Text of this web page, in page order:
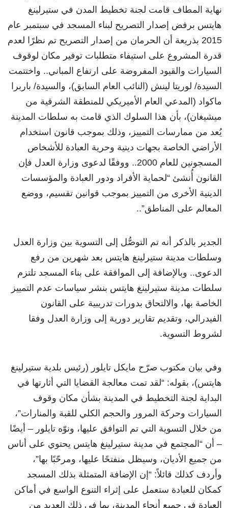
نهاية المطاف قامت لجنة تخطيط المدن في ستيرلينغ
هايتس برفض إصدار التصريح لبناء المسجد في سبتمبر عام
2015 بذريعة أن الحرمان من إصدار التصريح تم نظرًا لعدم
قدرة المشروع على استيفاء متطلبات توفير مكان لوقوف
السيارات والقيود المفروضة على ارتفاع المباني.. واختتمت
السيدة/ لوريتا لينش (النائب العام السابق)، والسيدة/ باربرا
ماكواد (المدعي العام الأميريكي للمنطقة الشرقية من
ميشيغان)، بأن هذا السلوك الذي قامت به سلطات المدينة
يُعد من ممارسات التمييز، وذلك بموجب قانون استخدام
الأراضي الخاصة بجهات دينية وحرية العبادة للأشخاص
المسجونين للعام 2000.. ووفقًا لدعوى وزارة العدل فإن
القانون أُنشئ “لحماية الأفراد ودور العبادة والمؤسسات
الدينية الأخرى من التمييز بموجب قوانين تقسيم، ووضع
المعالم على المناطق”..
الجدير بالذكر أنه تم التوصُّل إلى التسوية بين وزارة العدل
وسلطات مدينة ستيرلينغ هايتس بعد شهرين من رفع
الدعوى.. وبالإضافة إلى الموافقة على بناء المسجد تلتزم
سلطات مدينة ستيرلينغ هايتس بنشر سياسات عدم التمييز
الخاصة بها، والالتحاق بدورات تدريبية على القانون
الفيدرالي، وتقديم تقارير دورية إلى وزارة العدل وفقا
لشروط التسوية.
وفي بيان مكتوب صرّح مايكل تايلور (رئيس بلدية ستيرلينغ
هايتس)، بقوله: “لقد تمت معالجة القضايا التي أثارتها في
البداية لجنة التخطيط في المدينة بشأن مكان وقوف
السيارات وحركة المرور والحجم الكلي للقبة والمنارات”،
من خلال التسوية التي تم التوافق عليها، ونوّه تايلور – أيضًا
– أن “المجتمع في مدينة ستيرلينغ هايتس يحتوي على أناس
من جميع الأديان، وسيظل منفتحًا عليها، ومرحّبًا بها”،
وأردف كذلك قائلاً: “إن الإضافة المتمثلة بذلك المسجد
كمكان للعبادة ستعمل على إثراء التنوع الواسع في أماكن
العبادة في جميع أنحاء المدينة، بما في ذلك العديد من